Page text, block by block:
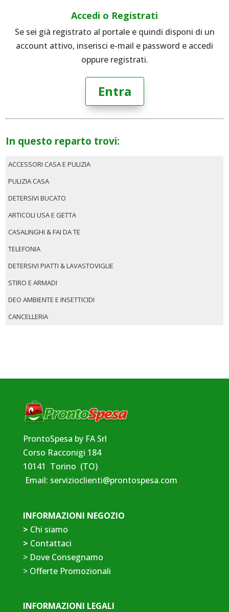
Accedi o Registrati
Se sei già registrato al portale e quindi disponi di un
account attivo, inserisci e-mail e password e accedi
oppure registrati.
Entra
In questo reparto trovi:
ACCESSORI CASA E PULIZIA
PULIZIA CASA
DETERSIVI BUCATO
ARTICOLI USA E GETTA
CASALINGHI & FAI DA TE
TELEFONIA
DETERSIVI PIATTI & LAVASTOVIGLIE
STIRO E ARMADI
DEO AMBIENTE E INSETTICIDI
CANCELLERIA
ProntoSpesa by FA Srl
Corso Racconigi 184
10141 Torino (TO)
Email: servizioclienti@prontospesa.com
INFORMAZIONI NEGOZIO
> Chi siamo
> Contattaci
> Dove Consegnamo
>Offerte Promozionali
INFORMAZIONI LEGALI